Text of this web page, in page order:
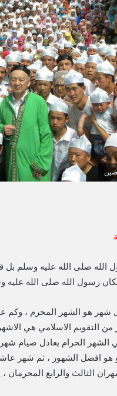
صلى الله عليه وسلم بل
رسول الله صلى الله عليه
هو الشهر المحرم ، وكم
التقويم الاسلامي هي
الحرام يعادل صيام
افضل الشهور ، ثم شهر
الثالث والرابع المحرمان